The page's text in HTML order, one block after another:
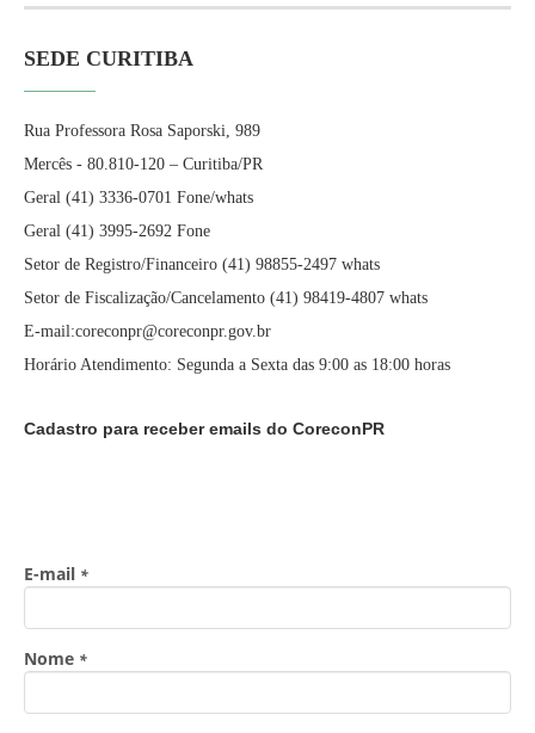
SEDE CURITIBA
Rua Professora Rosa Saporski, 989
Mercês - 80.810-120 – Curitiba/PR
Geral (41) 3336-0701 Fone/whats
Geral (41) 3995-2692 Fone
Setor de Registro/Financeiro (41) 98855-2497 whats
Setor de Fiscalização/Cancelamento (41) 98419-4807 whats
E-mail:coreconpr@coreconpr.gov.br
Horário Atendimento: Segunda a Sexta das 9:00 as 18:00 horas
Cadastro para receber emails do CoreconPR